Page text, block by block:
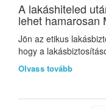
A lakáshiteled
lehet hamarosan
Jön az etikus
hogy a
Olvass tovább